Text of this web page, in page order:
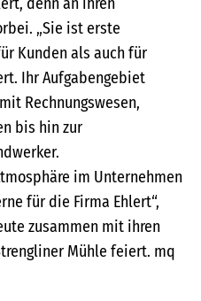
„Sie ist erste
Kunden als auch für
Ihr Aufgabengebiet
Rechnungswesen,
bis hin zur
im Unternehmen
für die Firma Ehlert“,
zusammen mit ihren
Mühle feiert. mq